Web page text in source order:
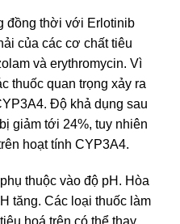
đồng thời với Erlotinib
của các cơ chất tiêu
và erythromycin. Vì
thuốc quan trọng xảy ra
Độ khả dụng sau
giảm tới 24%, tuy nhiên
hoạt tính CYP3A4.
thuộc vào độ pH. Hòa
tăng. Các loại thuốc làm